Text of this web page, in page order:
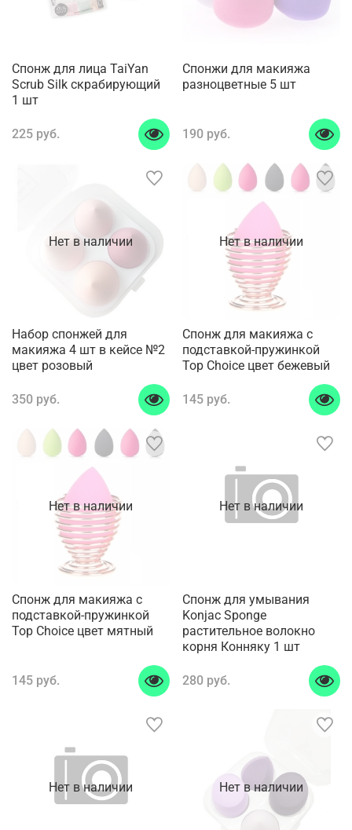
Спонж для лица TaiYan
Scrub Silk скрабирующий
1 шт
225 руб.
Спонжи для макияжа
разноцветные 5 шт
190 руб.
Нет в наличии
Набор спонжей для
макияжа 4 шт в кейсе №2
цвет розовый
350 руб.
Нет в наличии
Спонж для макияжа с
подставкой-пружинкой
Top Choice цвет бежевый
145 руб.
Нет в наличии
Спонж для макияжа с
подставкой-пружинкой
Top Choice цвет мятный
145 руб.
Нет в наличии
Спонж для умывания
Konjac Sponge
растительное волокно
корня Конняку 1 шт
280 руб.
Нет в наличии Нет в наличии